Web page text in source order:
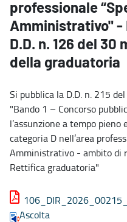
professionale
Amministrativo" -
D.D. n. 126 del
della graduatoria
Si pubblica la D.D. n. 215
"Bando 1 – Concorso
l’assunzione a tempo
categoria D nell’area
Amministrativo - ambito di
Rettifica graduatoria"
Ascolta